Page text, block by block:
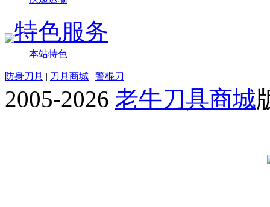
特色服务
本站特色
防身刀具 | 刀具商城 | 警棍刀
2005-2026 老牛刀具商城